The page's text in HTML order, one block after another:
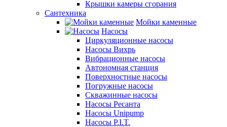
Крышки камеры сгорания
Сантехника
Мойки каменные
Насосы
Циркуляционные насосы
Насосы Вихрь
Вибрационные насосы
Автономная станция
Поверхностные насосы
Погружные насосы
Скважинные насосы
Насосы Ресанта
Насосы Unipump
Насосы P.I.T.